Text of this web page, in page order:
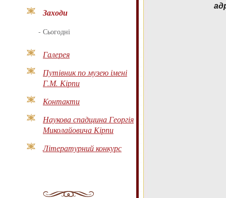
Заходи
- Сьогодні
Галерея
Путівник по музею імені
Г.М. Кірпи
Контакти
Наукова спадщина Георгія
Миколайовича Кірпи
Літературний конкурс